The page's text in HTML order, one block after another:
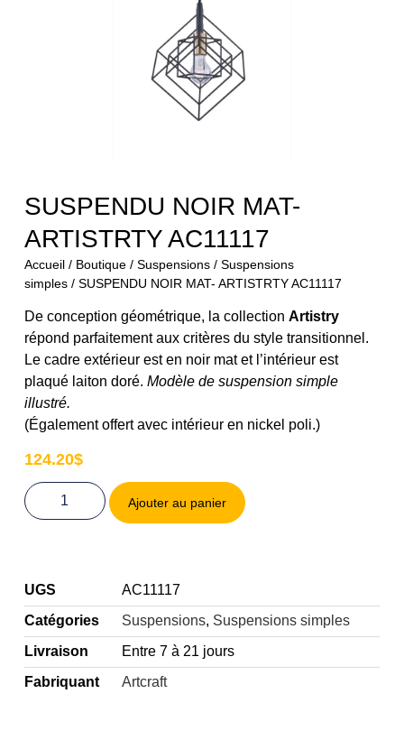
SUSPENDU NOIR MAT-
ARTISTRTY AC11117
Accueil/ Boutique/ Suspensions/ Suspensions
simples/ SUSPENDU NOIR MAT- ARTISTRTY AC11117
De conception géométrique, la collection Artistry
répond parfaitement aux critères du style transitionnel.
Le cadre extérieur est en noir mat et l’intérieur est
plaqué laiton doré. Modèle de suspension simple
illustré.
(Également offert avec intérieur en nickel poli.)
124.20$
Ajouter au panier
UGS
AC11117
Catégories
Suspensions, Suspensions simples
Livraison
Entre 7 à 21 jours
Fabriquant
Artcraft